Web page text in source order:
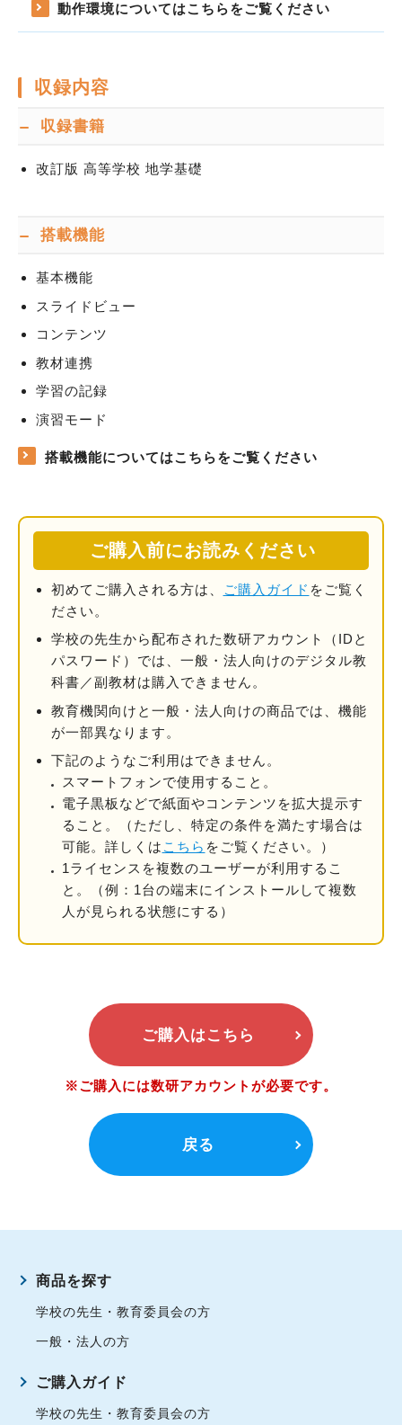
動作環境についてはこちらをご覧ください
収録内容
収録書籍
改訂版 高等学校 地学基礎
搭載機能
基本機能
スライドビュー
コンテンツ
教材連携
学習の記録
演習モード
搭載機能についてはこちらをご覧ください
ご購入前にお読みください
初めてご購入される方は、 ご購入ガイド をご覧く
ださい。
学校の先⽣から配布された数研アカウント（IDと
パスワード）では、一般・法人向けのデジタル教
科書／副教材は購⼊できません。
教育機関向けと一般・法人向けの商品では、機能
が一部異なります。
下記のようなご利用はできません。
スマートフォンで使用すること。
電子黒板などで紙面やコンテンツを拡大提示す
ること。
（ただし、特定の条件を満たす場合は
可能。詳しくは こちら をご覧ください。）
1ライセンスを複数のユーザーが利用するこ
と。
（例：1台の端末にインストールして複数
人が見られる状態にする）
戻る
ご購入はこちら
※ご購入には数研アカウントが必要です。
商品を探す
学校の先生・教育委員会の方
一般・法人の方
ご購入ガイド
学校の先生・教育委員会の方